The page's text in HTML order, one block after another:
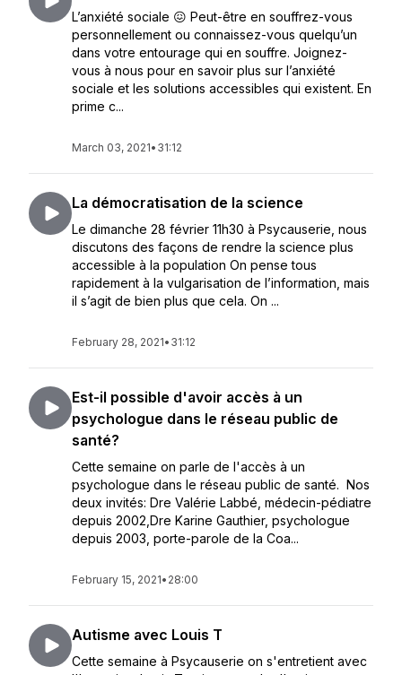
L’anxiété sociale 😖 Peut-être en souffrez-vous
personnellement ou connaissez-vous quelqu’un
dans votre entourage qui en souffre. Joignez-
vous à nous pour en savoir plus sur l’anxiété
sociale et les solutions accessibles qui existent. En
prime c...
March 03, 2021• 31:12
La démocratisation de la science
Le dimanche 28 février 11h30 à Psycauserie, nous
discutons des façons de rendre la science plus
accessible à la population On pense tous
rapidement à la vulgarisation de l’information, mais
il s’agit de bien plus que cela. On ...
February 28, 2021• 31:12
Est-il possible d'avoir accès à un
psychologue dans le réseau public de
santé?
Cette semaine on parle de l'accès à un
psychologue dans le réseau public de santé. Nos
deux invités: Dre Valérie Labbé, médecin-pédiatre
depuis 2002,Dre Karine Gauthier, psychologue
depuis 2003, porte-parole de la Coa...
February 15, 2021• 28:00
Autisme avec Louis T
Cette semaine à Psycauserie on s'entretient avec